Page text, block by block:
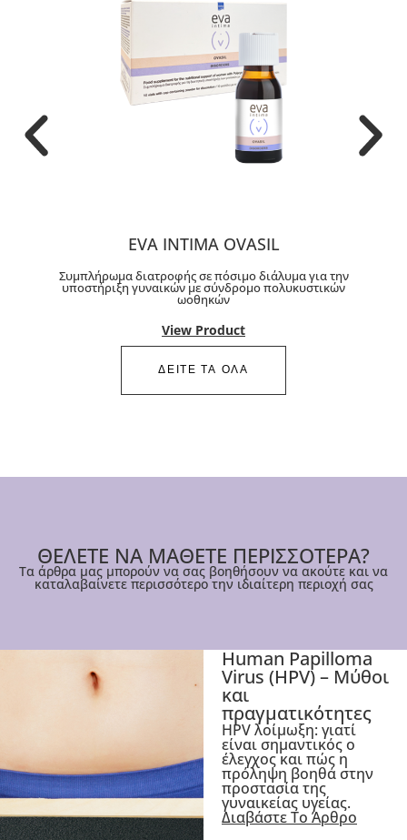
EVA INTIMA OVASIL
Συμπλήρωμα διατροφής σε πόσιμο διάλυμα για την
υποστήριξη γυναικών με σύνδρομο πολυκυστικών
ωοθηκών
View Product
ΔΕΙΤΕ ΤΑ ΟΛΑ
ΘΕΛΕΤΕ ΝΑ ΜΑΘΕΤΕ ΠΕΡΙΣΣΟΤΕΡΑ?
Τα άρθρα μας μπορούν να σας βοηθήσουν να ακούτε και να
καταλαβαίνετε περισσότερο την ιδιαίτερη περιοχή σας
Human Papilloma
Virus (HPV) – Μύθοι
και
πραγματικότητες
HPV λοίμωξη: γιατί
είναι σημαντικός ο
έλεγχος και πώς η
πρόληψη βοηθά στην
προστασία της
γυναικείας υγείας.
Διαβάστε Το Άρθρο